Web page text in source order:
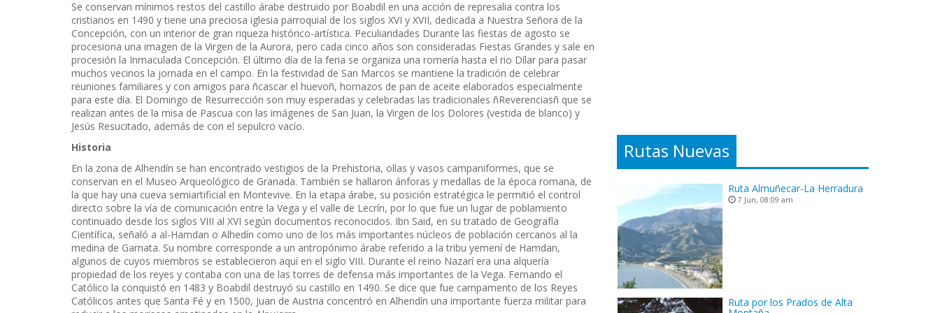
Se conservan mínimos restos del castillo árabe destruido por Boabdil en una acción de represalia contra los
cristianos en 1490 y tiene una preciosa iglesia parroquial de los siglos XVI y XVII, dedicada a Nuestra Señora de la
Concepción, con un interior de gran riqueza histórico-artística. Peculiaridades Durante las fiestas de agosto se
procesiona una imagen de la Virgen de la Aurora, pero cada cinco años son consideradas Fiestas Grandes y sale en
procesión la Inmaculada Concepción. El último día de la feria se organiza una romería hasta el rio Dílar para pasar
muchos vecinos la jornada en el campo. En la festividad de San Marcos se mantiene la tradición de celebrar
reuniones familiares y con amigos para ñcascar el huevoñ, hornazos de pan de aceite elaborados especialmente
para este día. El Domingo de Resurrección son muy esperadas y celebradas las tradicionales ñReverenciasñ que se
realizan antes de la misa de Pascua con las imágenes de San Juan, la Virgen de los Dolores (vestida de blanco) y
Jesús Resucitado, además de con el sepulcro vacío.
Historia
En la zona de Alhendín se han encontrado vestigios de la Prehistoria, ollas y vasos campaniformes, que se
conservan en el Museo Arqueológico de Granada. También se hallaron ánforas y medallas de la época romana, de
la que hay una cueva semiartificial en Montevive. En la etapa árabe, su posición estratégica le permitió el control
directo sobre la vía de comunicación entre la Vega y el valle de Lecrín, por lo que fue un lugar de poblamiento
continuado desde los siglos VIII al XVI según documentos reconocidos. Ibn Said, en su tratado de Geografía
Científica, señaló a al-Hamdan o Alhedín como uno de los más importantes núcleos de población cercanos al la
medina de Garnata. Su nombre corresponde a un antropónimo árabe referido a la tribu yemení de Hamdan,
algunos de cuyos miembros se establecieron aquí en el siglo VIII. Durante el reino Nazarí era una alquería
propiedad de los reyes y contaba con una de las torres de defensa más importantes de la Vega. Fernando el
Católico la conquistó en 1483 y Boabdil destruyó su castillo en 1490. Se dice que fue campamento de los Reyes
Católicos antes que Santa Fé y en 1500, Juan de Austria concentró en Alhendín una importante fuerza militar para
Rutas Nuevas
Ruta Almuñecar-La Herradura
7 Jun, 08:09 am
Ruta por los Prados de Alta